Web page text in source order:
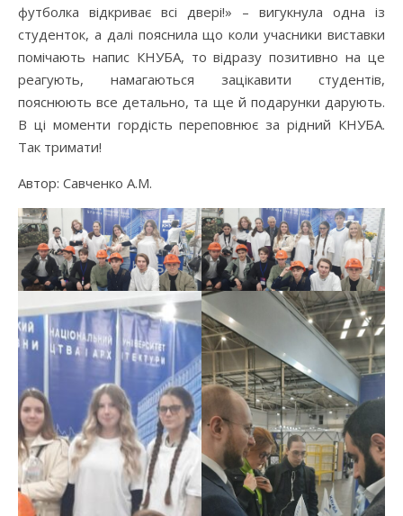
футболка відкриває всі двері!» – вигукнула одна із
студенток, а далі пояснила що коли учасники виставки
помічають напис КНУБА, то відразу позитивно на це
реагують, намагаються зацікавити студентів,
пояснюють все детально, та ще й подарунки дарують.
В ці моменти гордість переповнює за рідний КНУБА.
Так тримати!
Автор: Савченко А.М.